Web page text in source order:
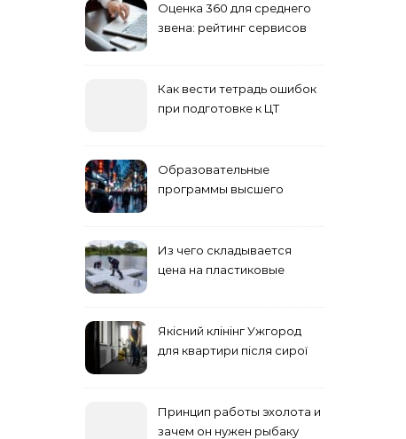
Оценка 360 для среднего
звена: рейтинг сервисов
Как вести тетрадь ошибок
при подготовке к ЦТ
Образовательные
программы высшего
Из чего складывается
цена на пластиковые
Якісний клінінг Ужгород
для квартири після сирої
Принцип работы эхолота и
зачем он нужен рыбаку